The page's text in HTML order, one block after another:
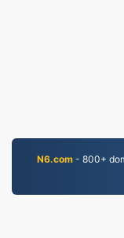
N6.com - 800+